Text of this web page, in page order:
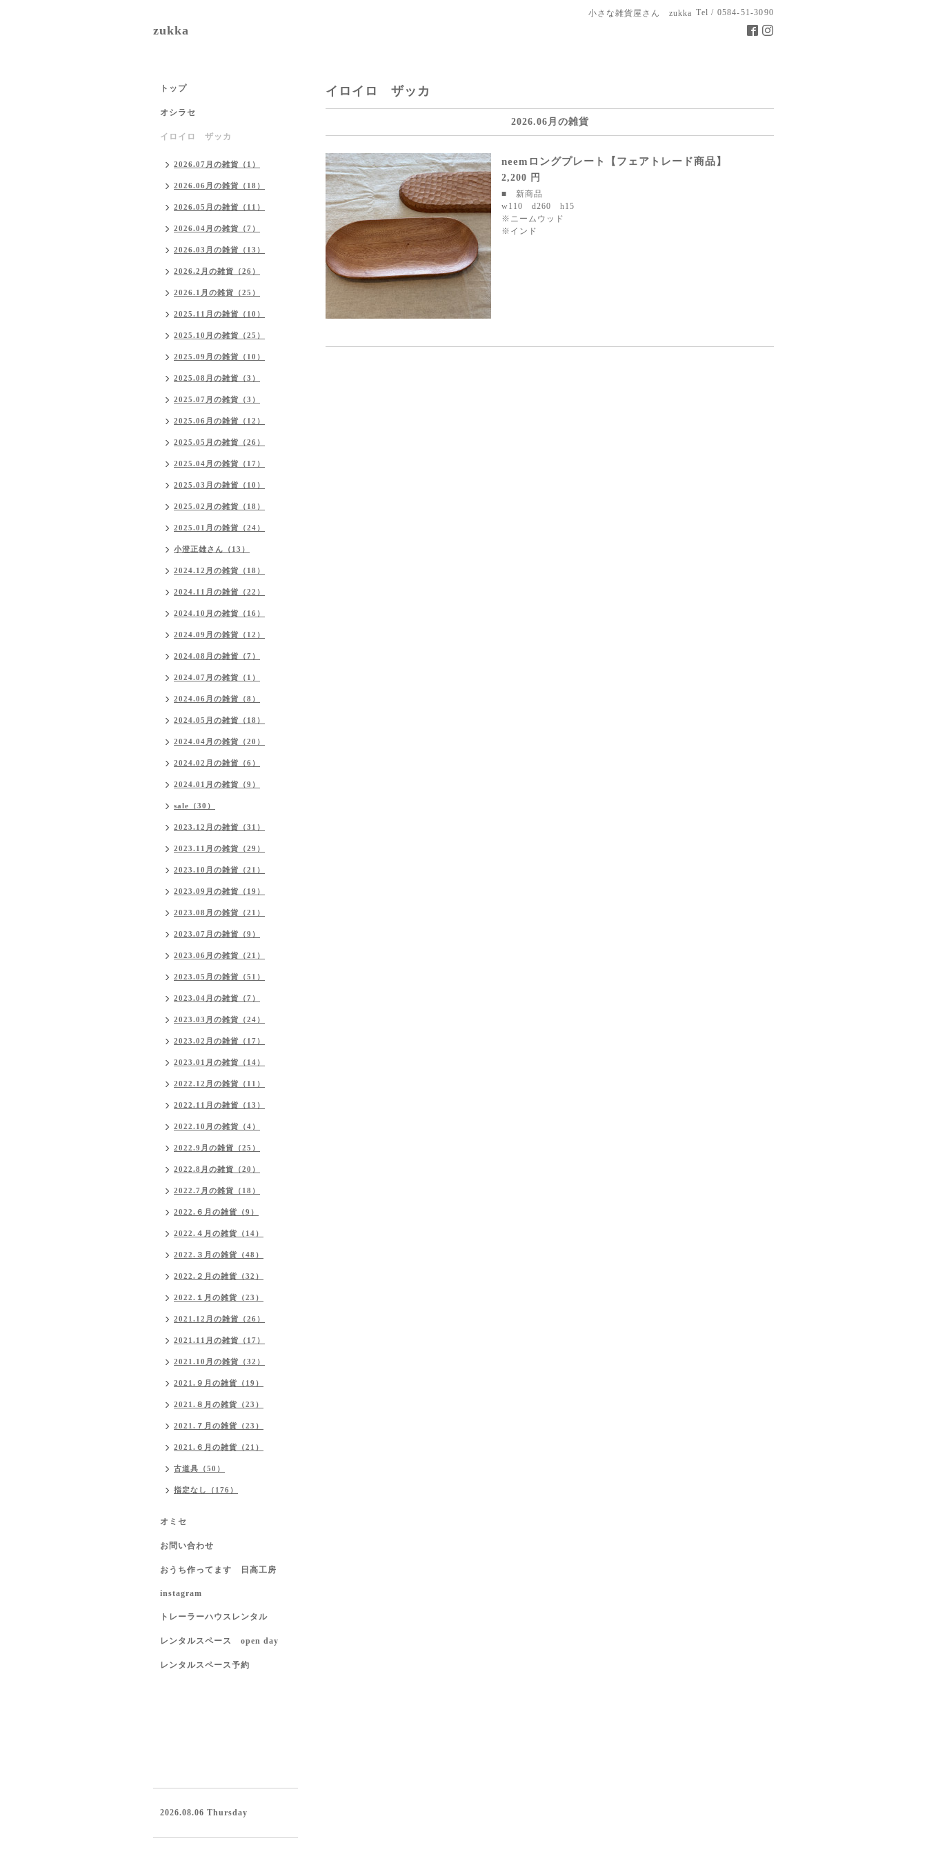
小さな雑貨屋さん zukka Tel / 0584-51-3090
zukka
イロイロ ザッカ
2026.06月の雑貨
neemロングプレート【フェアトレード商品】
2,200 円
■ 新商品
w110 d260 h15
※ニームウッド
※インド
トップ
オシラセ
イロイロ ザッカ
2026.07月の雑貨（1）
2026.06月の雑貨（18）
2026.05月の雑貨（11）
2026.04月の雑貨（7）
2026.03月の雑貨（13）
2026.2月の雑貨（26）
2026.1月の雑貨（25）
2025.11月の雑貨（10）
2025.10月の雑貨（25）
2025.09月の雑貨（10）
2025.08月の雑貨（3）
2025.07月の雑貨（3）
2025.06月の雑貨（12）
2025.05月の雑貨（26）
2025.04月の雑貨（17）
2025.03月の雑貨（10）
2025.02月の雑貨（18）
2025.01月の雑貨（24）
小澄正雄さん（13）
2024.12月の雑貨（18）
2024.11月の雑貨（22）
2024.10月の雑貨（16）
2024.09月の雑貨（12）
2024.08月の雑貨（7）
2024.07月の雑貨（1）
2024.06月の雑貨（8）
2024.05月の雑貨（18）
2024.04月の雑貨（20）
2024.02月の雑貨（6）
2024.01月の雑貨（9）
sale（30）
2023.12月の雑貨（31）
2023.11月の雑貨（29）
2023.10月の雑貨（21）
2023.09月の雑貨（19）
2023.08月の雑貨（21）
2023.07月の雑貨（9）
2023.06月の雑貨（21）
2023.05月の雑貨（51）
2023.04月の雑貨（7）
2023.03月の雑貨（24）
2023.02月の雑貨（17）
2023.01月の雑貨（14）
2022.12月の雑貨（11）
2022.11月の雑貨（13）
2022.10月の雑貨（4）
2022.9月の雑貨（25）
2022.8月の雑貨（20）
2022.7月の雑貨（18）
2022.６月の雑貨（9）
2022.４月の雑貨（14）
2022.３月の雑貨（48）
2022.２月の雑貨（32）
2022.１月の雑貨（23）
2021.12月の雑貨（26）
2021.11月の雑貨（17）
2021.10月の雑貨（32）
2021.９月の雑貨（19）
2021.８月の雑貨（23）
2021.７月の雑貨（23）
2021.６月の雑貨（21）
古道具（50）
指定なし（176）
オミセ
お問い合わせ
おうち作ってます 日高工房
instagram
トレーラーハウスレンタル
レンタルスペース open day
レンタルスペース予約
2026.08.06 Thursday